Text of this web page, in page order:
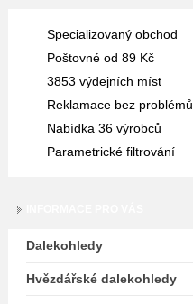
Specializovaný obchod
Poštovné od 89 Kč
3853 výdejních míst
Reklamace bez problémů
Nabídka 36 výrobců
Parametrické filtrování
Dalekohledy
Hvězdářské dalekohledy